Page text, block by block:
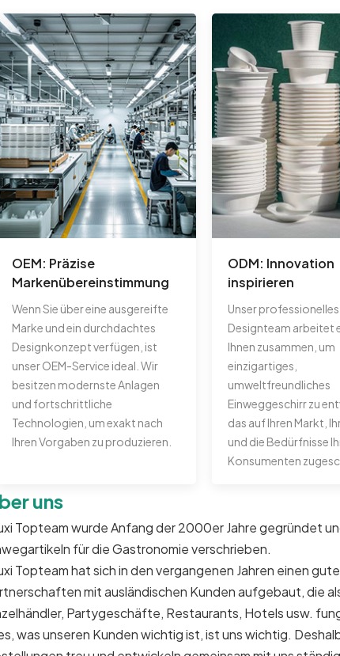
OEM: Präzise
Markenübereinstimmung
Wenn Sie über eine ausgereifte
Marke und ein durchdachtes
Designkonzept verfügen, ist
unser OEM-Service ideal. Wir
besitzen modernste Anlagen
und fortschrittliche
Technologien, um exakt nach
Ihren Vorgaben zu produzieren.
ODM: Innovation
inspirieren
Unser professionelles
Designteam arbeitet
Ihnen zusammen, um
einzigartiges,
umweltfreundliches
Einweggeschirr zu
das auf Ihren Markt,
und die Bedürfnisse
Konsumenten
uns
Topteam wurde Anfang der 2000er Jahre gegründet
für die Gastronomie verschrieben.
Topteam hat sich in den vergangenen Jahren einen
mit ausländischen Kunden aufgebaut, die
Partygeschäfte, Restaurants, Hotels usw.
was unseren Kunden wichtig ist, ist uns wichtig.